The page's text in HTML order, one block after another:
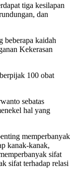
tiga kesilapan
dan
beberapa kaidah
Kekerasan
100 obat
sebatas
hal yang
memperbanyak
kanak-kanak,
sifat
sifat terhadap relasi